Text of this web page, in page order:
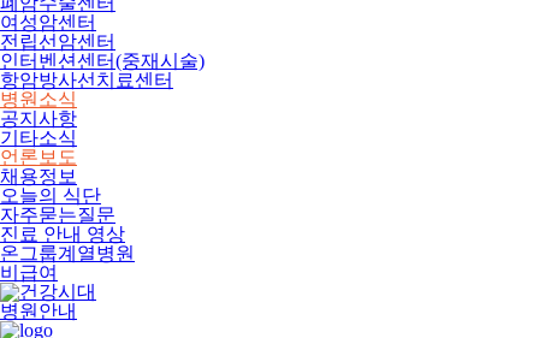
여성암센터
전립선암센터
인터벤션센터(중재시술)
항암방사선치료센터
병원소식
공지사항
기타소식
언론보도
채용정보
오늘의 식단
자주묻는질문
진료 안내 영상
온그룹계열병원
비급여
병원안내